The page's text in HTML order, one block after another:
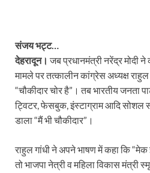
संजय भट्ट…
देहरादून। जब प्रधानमंत्री नरेंद्र मोदी
मामले पर तत्कालीन कांग्रेस अध्यक्ष राहुल
“चौकीदार चोर है”। तब भारतीय जनता
ट्विटर, फेसबुक, इंस्टाग्राम आदि
डाला “मैं भी चौकीदार”।
राहुल गांधी ने अपने भाषण में कहा कि “मेक
तो भाजपा नेत्री व महिला विकास मंत्री